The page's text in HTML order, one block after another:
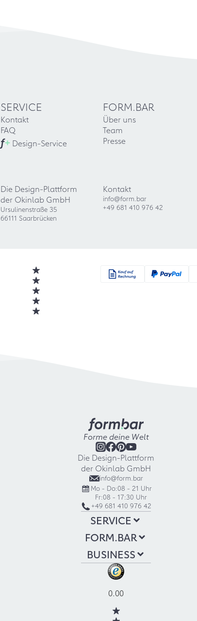
SERVICE
Kontakt
FAQ
f+ Design-Service
FORM.BAR
Über uns
Team
Presse
Die Design-Plattform
der Okinlab GmbH
Ursulinenstraße 35
66111 Saarbrücken
Kontakt
info@form.bar
+49 681 410 976 42
Forme deine Welt
Die Design-Plattform
der Okinlab GmbH
info@form.bar
Mo - Do:08 - 21 Uhr
Fr:08 - 17:30 Uhr
+49 681 410 976 42
SERVICE
FORM.BAR
BUSINESS
0.00